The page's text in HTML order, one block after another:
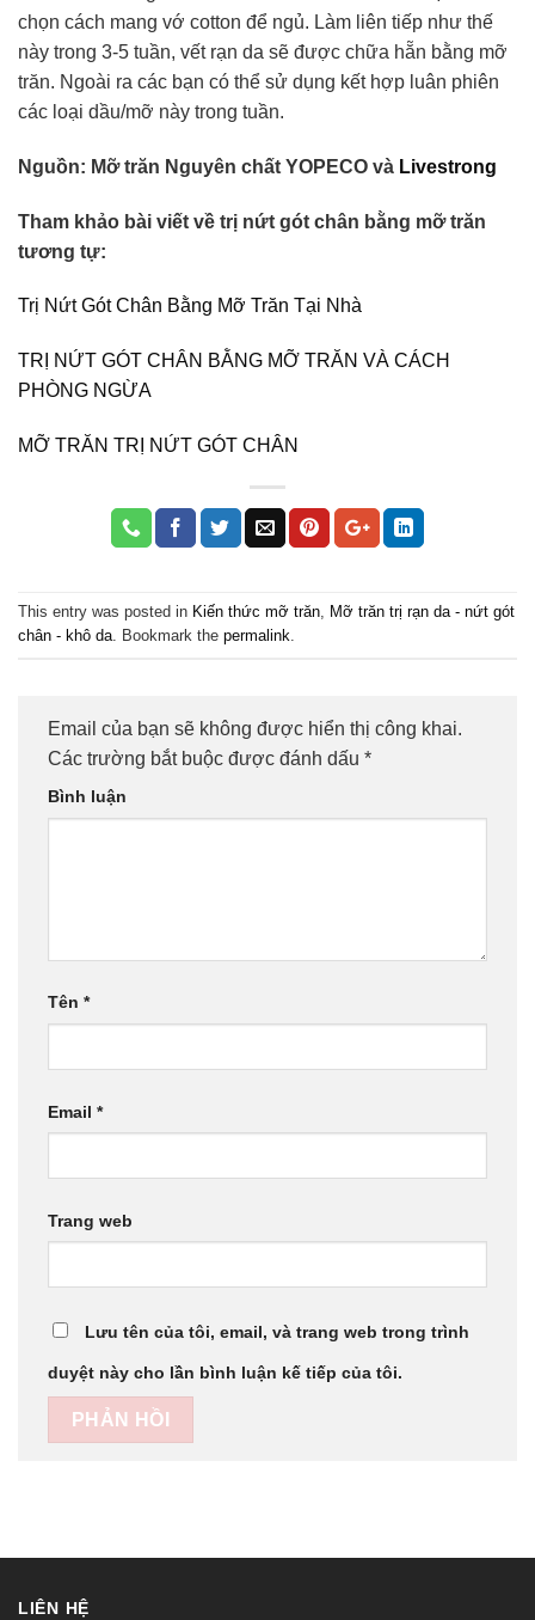
chọn cách mang vớ cotton để ngủ. Làm liên tiếp như thế
này trong 3-5 tuần, vết rạn da sẽ được chữa hẵn bằng mỡ
trăn. Ngoài ra các bạn có thể sử dụng kết hợp luân phiên
các loại dầu/mỡ này trong tuần.
Nguồn: Mỡ trăn Nguyên chất YOPECO và Livestrong
Tham khảo bài viết về trị nứt gót chân bằng mỡ trăn
tương tự:
Trị Nứt Gót Chân Bằng Mỡ Trăn Tại Nhà
TRỊ NỨT GÓT CHÂN BẰNG MỠ TRĂN VÀ CÁCH
PHÒNG NGỪA
MỠ TRĂN TRỊ NỨT GÓT CHÂN
This entry was posted in Kiến thức mỡ trăn, Mỡ trăn trị rạn da - nứt gót
chân - khô da. Bookmark the permalink.
Email của bạn sẽ không được hiển thị công khai.
Các trường bắt buộc được đánh dấu *
Bình luận
Tên *
Email *
Trang web
Lưu tên của tôi, email, và trang web trong trình
duyệt này cho lần bình luận kế tiếp của tôi.
LIÊN HỆ